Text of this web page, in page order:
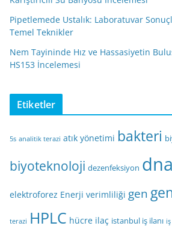
Pipetlemede Ustalık: Laboratuvar
Temel Teknikler
Nem Tayininde Hız ve Hassasiyetin
HS153 İncelemesi
Etiketler
5s analitik terazi atık yönetimi bakteri
biyoteknoloji dezenfeksiyon dna
elektroforez Enerji verimliliği gen
terazi HPLC hücre ilaç istanbul iş ilanı